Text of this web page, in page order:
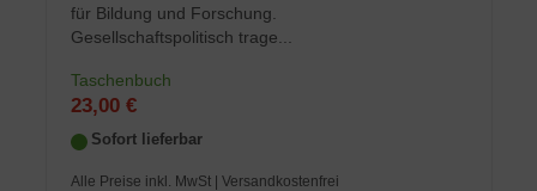
für Bildung und Forschung.
Gesellschaftspolitisch trage...
Taschenbuch
23,00 €
Sofort lieferbar
Alle Preise inkl. MwSt | Versandkostenfrei